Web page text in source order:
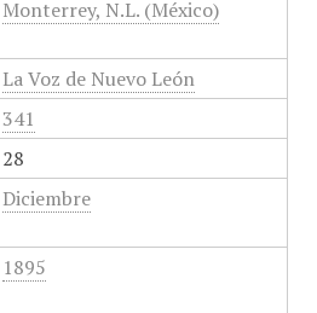
Monterrey, N.L. (México)
La Voz de Nuevo León
341
28
Diciembre
1895